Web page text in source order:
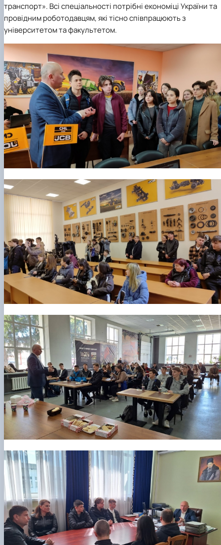
транспорт». Всі спеціальності потрібні економіці України та
провідним роботодавцям, які тісно співпрацюють з
університетом та факультетом.